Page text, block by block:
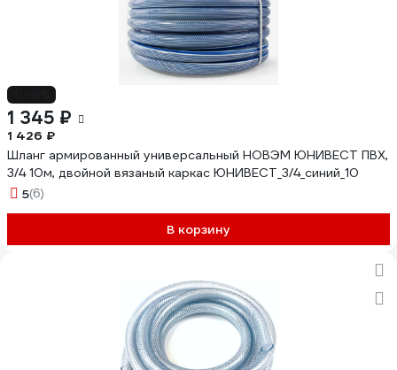
1 345 ₽
1 426 ₽
Шланг армированный универсальный НОВЭМ ЮНИВЕСТ ПВХ,
3/4 10м, двойной вязаный каркас ЮНИВЕСТ_3/4_синий_10
5(6)
В корзину